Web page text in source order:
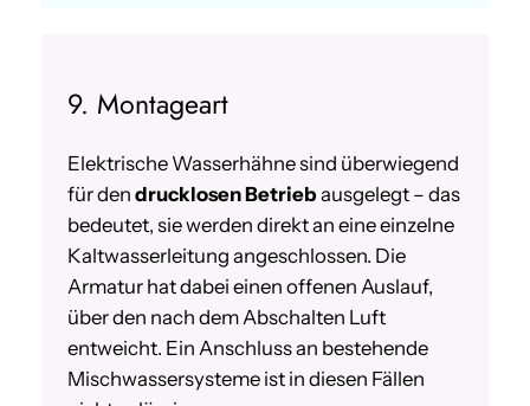
9. Montageart
Elektrische Wasserhähne sind überwiegend
für dendrucklosen Betriebausgelegt – das
bedeutet, sie werden direkt an eine einzelne
Kaltwasserleitung angeschlossen. Die
Armatur hat dabei einen offenen Auslauf,
über den nach dem Abschalten Luft
entweicht. Ein Anschluss an bestehende
Mischwassersysteme ist in diesen Fällen